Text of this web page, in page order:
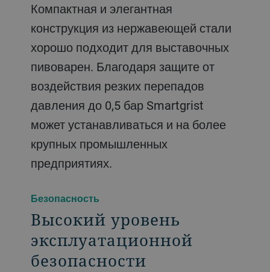
Компактная и элегантная
конструкция из нержавеющей стали
хорошо подходит для выставочных
пивоварен. Благодаря защите от
воздействия резких перепадов
давления до 0,5 бар Smartgrist
может устанавливаться и на более
крупных промышленных
предприятиях.
Безопасность
Высокий уровень
эксплуатационной
безопасности